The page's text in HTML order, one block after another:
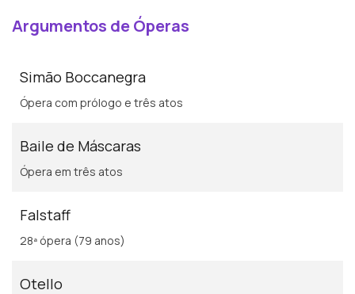
Argumentos de Óperas
Simão Boccanegra
Ópera com prólogo e três atos
Baile de Máscaras
Ópera em três atos
Falstaff
28ª ópera (79 anos)
Otello